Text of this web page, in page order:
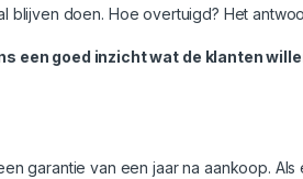
doen. Hoe overtuigd? Het
een goed inzicht wat de klanten
garantie van een jaar na aankoop.